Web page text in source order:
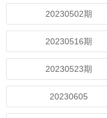
20230502期
20230516期
20230523期
20230605